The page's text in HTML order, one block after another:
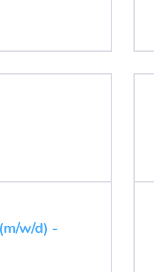
w/d) -